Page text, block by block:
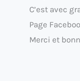
C’est avec
Page
Merci et